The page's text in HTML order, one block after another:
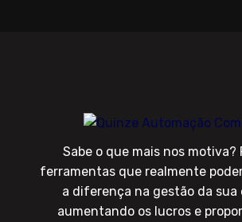
Sabe o que mais nos motiva?
ferramentas que realmente
a diferença na gestão da sua
aumentando os lucros e